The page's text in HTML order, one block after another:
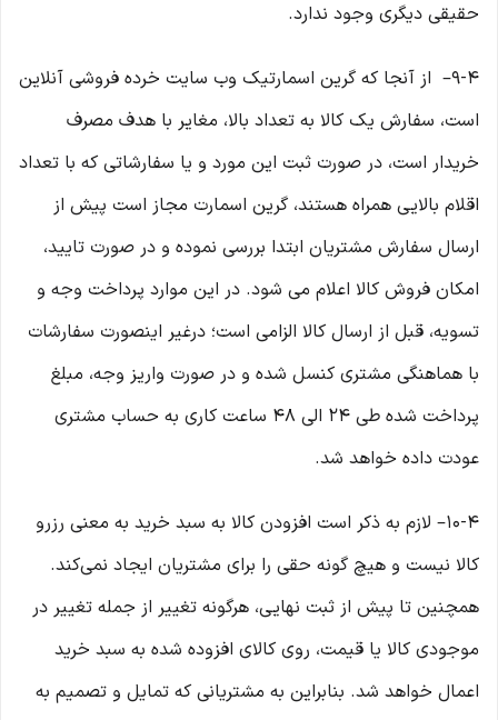
حقیقی دیگری وجود ندارد.
9-۴– از آنجا که گرین اسمارتیک وب ‌سایت خرده‌ فروشی آنلاین
است، سفارش یک کالا به تعداد بالا، مغایر با هدف مصرف
خریدار است، در صورت ثبت این مورد و یا سفارشاتی که با تعداد
اقلام بالایی همراه هستند، گرین اسمارت مجاز است پیش از
ارسال سفارش مشتریان ابتدا بررسی نموده و در صورت تایید،
امکان فروش کالا اعلام می شود. در این موارد پرداخت وجه و
تسویه، قبل از ارسال کالا الزامی است؛ درغیر اینصورت سفارشات
با هماهنگی مشتری کنسل شده و در صورت واریز وجه، مبلغ
پرداخت شده طی ۲۴ الی ۴۸ ساعت کاری به حساب مشتری
عودت داده خواهد شد.
10-۴– لازم به ذکر است افزودن کالا به سبد خرید به معنی رزرو
کالا نیست و هیچ گونه حقی را برای مشتریان ایجاد نمی‌کند.
همچنین تا پیش از ثبت نهایی، هرگونه تغییر از جمله تغییر در
موجودی کالا یا قیمت، روی کالای افزوده شده به سبد خرید
اعمال خواهد شد. بنابراین به مشتریانی که تمایل و تصمیم به